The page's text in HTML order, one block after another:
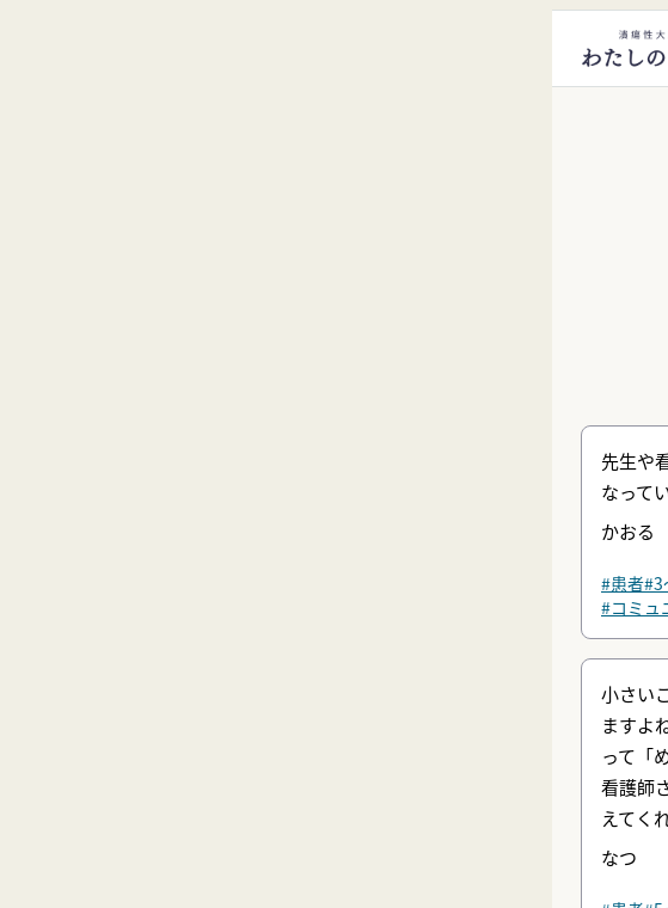
先生や
なって
かおる
#患者#3
#コミュ
小さい
ますよ
って「
看護師
えてく
なつ